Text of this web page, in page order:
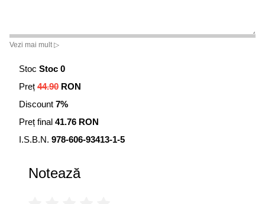
Vezi mai mult ▷
Stoc Stoc 0
Preț 44.90 RON
Discount 7%
Preț final 41.76 RON
I.S.B.N. 978-606-93413-1-5
Notează